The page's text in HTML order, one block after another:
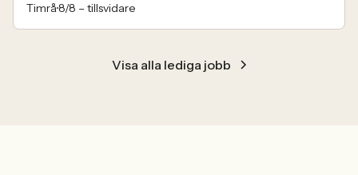
Timrå8/8 – tillsvidare
Visa alla lediga jobb